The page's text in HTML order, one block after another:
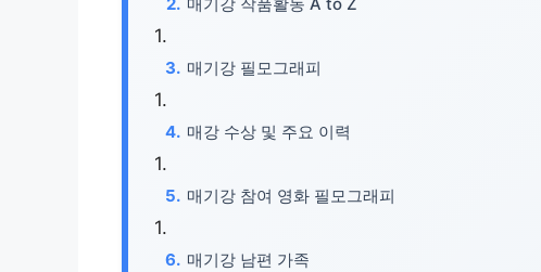
매기강 필모그래피
매강 수상 및 주요 이력
매기강 참여 영화 필모그래피
매기강 남편 가족